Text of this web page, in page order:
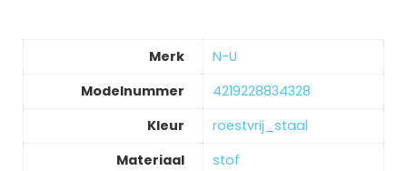
Merk
‎N-U
Modelnummer
‎4219228834328
Kleur
‎roestvrij_staal
Materiaal
‎stof